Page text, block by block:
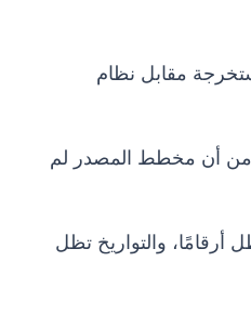
مقابل نظام
من أن مخطط المصدر لم
أرقامًا، والتواريخ تظل